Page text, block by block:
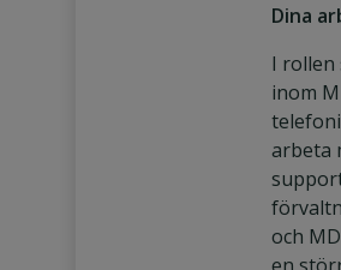
Dina
I rollen
inom
arbeta
och